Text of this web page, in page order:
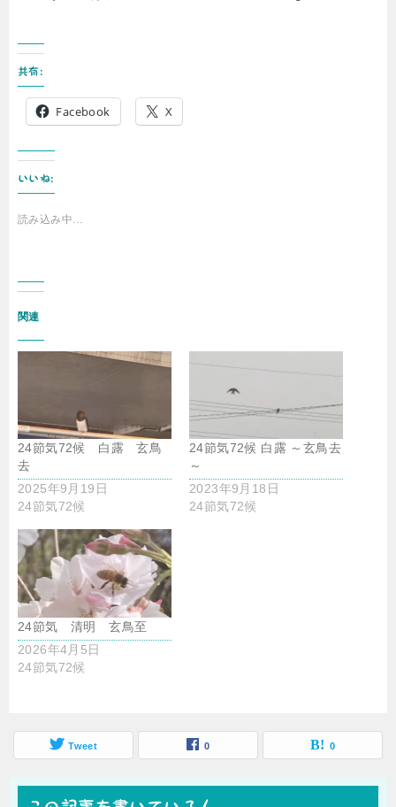
共有:
Facebook X
いいね:
読み込み中…
関連
24節気72候 白露 玄鳥
去
2025年9月19日
24節気72候
24節気72候 白露 ～玄鳥去
～
2023年9月18日
24節気72候
24節気 清明 玄鳥至
2026年4月5日
24節気72候
Tweet 0 0